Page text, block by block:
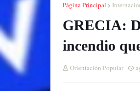
Página Principal
GRECIA:
incendio
Orientación Popular